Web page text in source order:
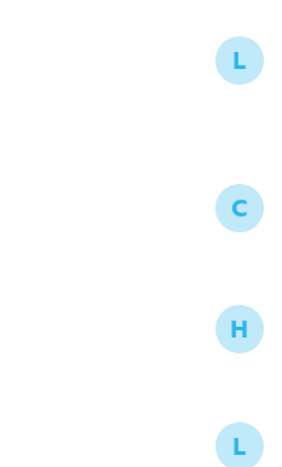
L
C
H
L